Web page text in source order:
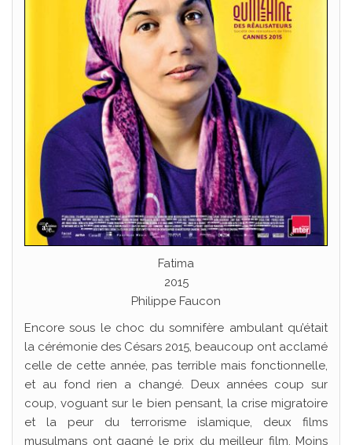
Fatima
2015
Philippe Faucon
Encore sous le choc du somnifère ambulant qu’était
la cérémonie des Césars 2015, beaucoup ont acclamé
celle de cette année, pas terrible mais fonctionnelle,
et au fond rien a changé. Deux années coup sur
coup, voguant sur le bien pensant, la crise migratoire
et la peur du terrorisme islamique, deux films
musulmans ont gagné le prix du meilleur film. Moins